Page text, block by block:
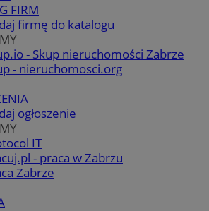
FIRM
firmę do katalogu
- Skup nieruchomości Zabrze
- nieruchomosci.org
ogłoszenie
IT
- praca w Zabrzu
Zabrze